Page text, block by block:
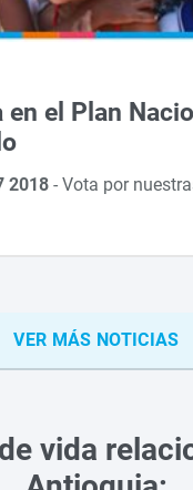
en el Plan
2018-Vota por
VER MÁS NOTICIAS
vida